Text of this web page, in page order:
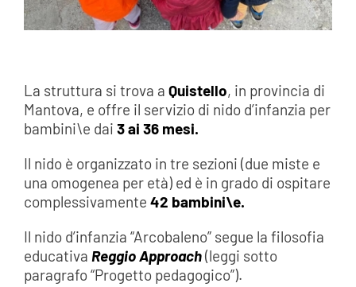
La struttura si trova a Quistello, in provincia di
Mantova, e offre il servizio di nido d’infanzia per
bambini\e dai 3 ai 36 mesi.
Il nido è organizzato in tre sezioni (due miste e
una omogenea per età) ed è in grado di ospitare
complessivamente 42 bambini\e.
Il nido d’infanzia “Arcobaleno” segue la filosofia
educativa Reggio Approach(leggi sotto
paragrafo “Progetto pedagogico”).